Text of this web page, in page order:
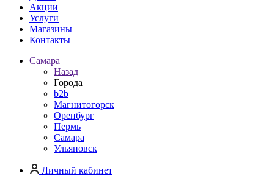
Акции
Услуги
Магазины
Контакты
Самара
Назад
Города
b2b
Магнитогорск
Оренбург
Пермь
Самара
Ульяновск
Личный кабинет